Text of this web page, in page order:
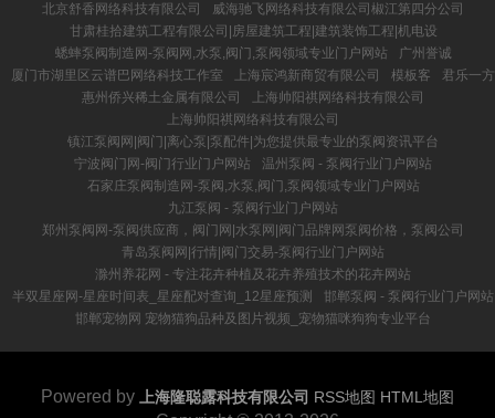
北京舒香网络科技有限公司
威海驰飞网络科技有限公司椒江第四分公司
甘肃桂拾建筑工程有限公司|房屋建筑工程|建筑装饰工程|机电设
蟋蟀泵阀制造网-泵阀网,水泵,阀门,泵阀领域专业门户网站
广州誉诚
厦门市湖里区云谱巴网络科技工作室
上海宸鸿新商贸有限公司 模板客
君乐一方
惠州侨兴稀土金属有限公司
上海帅阳祺网络科技有限公司
上海帅阳祺网络科技有限公司
镇江泵阀网|阀门|离心泵|泵配件|为您提供最专业的泵阀资讯平台
宁波阀门网-阀门行业门户网站
温州泵阀 - 泵阀行业门户网站
石家庄泵阀制造网-泵阀,水泵,阀门,泵阀领域专业门户网站
九江泵阀 - 泵阀行业门户网站
郑州泵阀网-泵阀供应商，阀门网|水泵网|阀门品牌网泵阀价格，泵阀公司
青岛泵阀网|行情|阀门交易-泵阀行业门户网站
滁州养花网 - 专注花卉种植及花卉养殖技术的花卉网站
半双星座网-星座时间表_星座配对查询_12星座预测
邯郸泵阀 - 泵阀行业门户网站
邯郸宠物网 宠物猫狗品种及图片视频_宠物猫咪狗狗专业平台
Powered by 上海隆聪露科技有限公司 RSS地图 HTML地图